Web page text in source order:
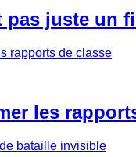
pas juste un
les